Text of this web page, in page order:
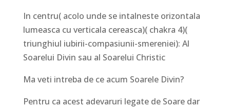
In centru( acolo unde se intalneste orizontala
lumeasca cu verticala cereasca)( chakra 4)(
triunghiul iubirii-compasiunii-smereniei): Al
Soarelui Divin sau al Soarelui Christic
Ma veti intreba de ce acum Soarele Divin?
Pentru ca acest adevaruri legate de Soare dar